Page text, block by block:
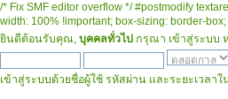
/* Fix SMF editor overflow */ #postmodify
width: 100% !important; box-sizing: border-box;
ยินดีต้อนรับคุณ, บุคคลทั่วไป กรุณา เข้าสู่ระบบ
เข้าสู่ระบบด้วยชื่อผู้ใช้ รหัสผ่าน และระยะเวลาใ